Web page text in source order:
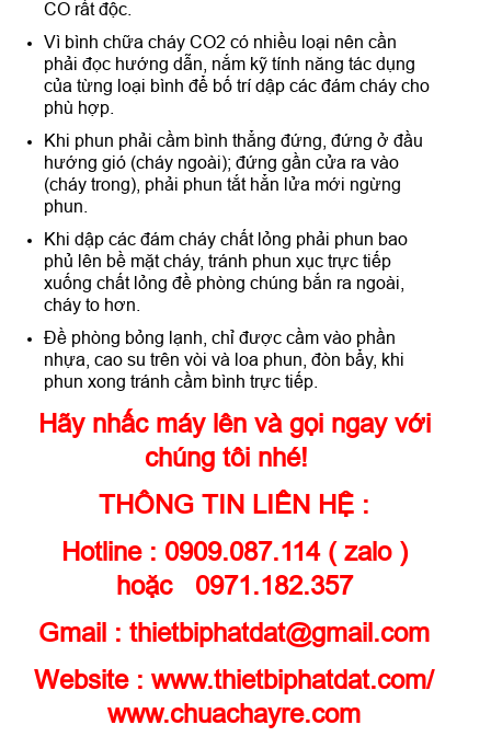
CO rất độc.
Vì bình chữa cháy CO2 có nhiều loại nên cần
phải đọc hướng dẫn, nắm kỹ tính năng tác dụng
của từng loại bình để bố trí dập các đám cháy cho
phù hợp.
Khi phun phải cầm bình thẳng đứng, đứng ở đầu
hướng gió (cháy ngoài); đứng gần cửa ra vào
(cháy trong), phải phun tắt hẳn lửa mới ngừng
phun.
Khi dập các đám cháy chất lỏng phải phun bao
phủ lên bề mặt cháy, tránh phun xục trực tiếp
xuống chất lỏng đề phòng chúng bắn ra ngoài,
cháy to hơn.
Đề phòng bỏng lạnh, chỉ được cầm vào phần
nhựa, cao su trên vòi và loa phun, đòn bẩy, khi
phun xong tránh cầm bình trực tiếp.
Hãy nhấc máy lên và gọi ngay với
chúng tôi nhé!
THÔNG TIN LIÊN HỆ :
Hotline : 0909.087.114 ( zalo )
hoặc 0971.182.357
Gmail : thietbiphatdat@gmail.com
Website : www.thietbiphatdat.com/
www.chuachayre.com